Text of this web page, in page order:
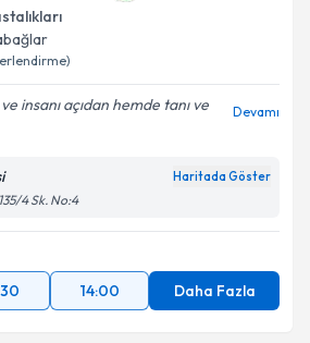
insanı açıdan hemde tanı ve
Devamı
Haritada Göster
4 Sk. No:4
14:00 Daha Fazla